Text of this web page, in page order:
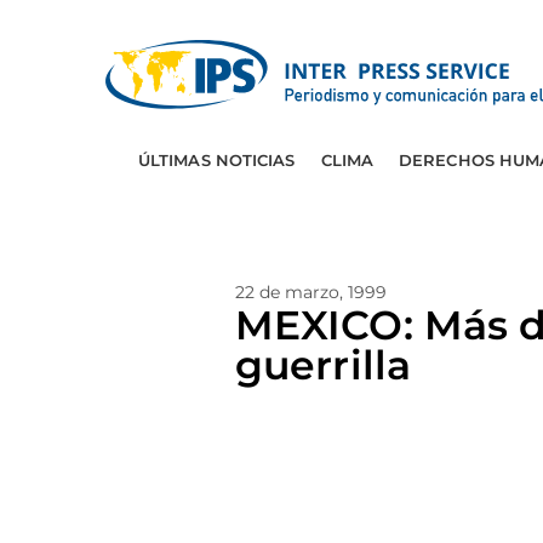
ÚLTIMAS NOTICIAS CLIMA DERECHOS
22 de marzo, 1999
MEXICO:
guerrilla